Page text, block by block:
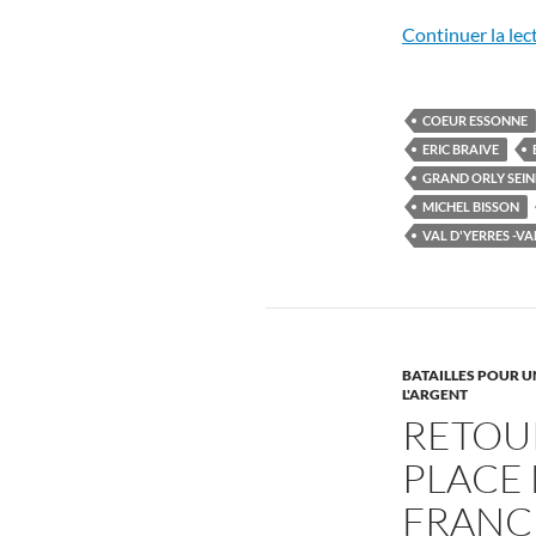
Continuer la
COEUR ESSONNE
ERIC BRAIVE
GRAND ORLY
MICHEL BISSON
VAL D'YERRES -
BATAILLES POUR
L'ARGENT
PLACE